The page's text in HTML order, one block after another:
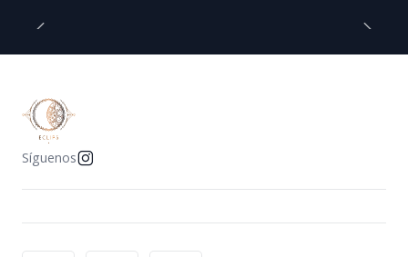
Síguenos